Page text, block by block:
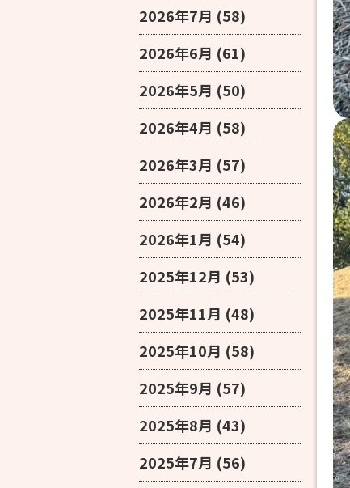
2026年7月 (58)
2026年6月 (61)
2026年5月 (50)
2026年4月 (58)
2026年3月 (57)
2026年2月 (46)
2026年1月 (54)
2025年12月 (53)
2025年11月 (48)
2025年10月 (58)
2025年9月 (57)
2025年8月 (43)
2025年7月 (56)